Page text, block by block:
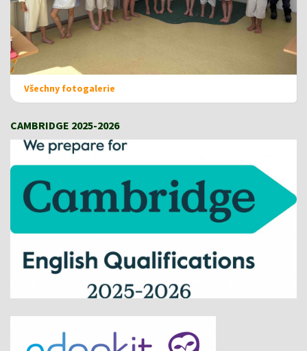
Všechny fotogalerie
CAMBRIDGE 2025-2026